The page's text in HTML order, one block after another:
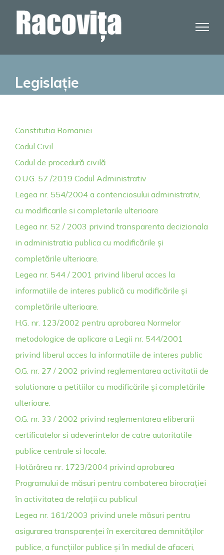
Legislație
Constitutia Romaniei
Codul Civil
Codul de procedură civilă
O.U.G. 57 /2019 Codul Administrativ
Legea nr. 554/2004 a contenciosului administrativ,
cu modificarile si completarile ulterioare
Legea nr. 52 / 2003 privind transparenta decizionala
in administratia publica cu modificările și
completările ulterioare.
Legea nr. 544 / 2001 privind liberul acces la
informatiile de interes publică cu modificările și
completările ulterioare.
H.G. nr. 123/2002 pentru aprobarea Normelor
metodologice de aplicare a Legii nr. 544/2001
privind liberul acces la informatiile de interes public
O.G. nr. 27 / 2002 privind reglementarea activitatii de
solutionare a petitiilor cu modificările și completările
ulterioare.
O.G. nr. 33 / 2002 privind reglementarea eliberarii
certificatelor si adeverintelor de catre autoritatile
publice centrale si locale.
Hotărârea nr. 1723/2004 privind aprobarea
Programului de măsuri pentru combaterea birocrației
în activitatea de relații cu publicul
Legea nr. 161/2003 privind unele măsuri pentru
asigurarea transparenței în exercitarea demnităților
publice, a funcțiilor publice și în mediul de afaceri,